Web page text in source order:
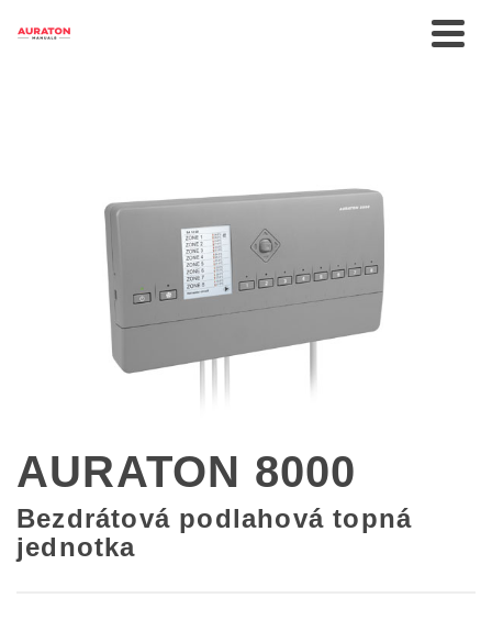
AURATON 8000
Bezdrátová podlahová topná
jednotka